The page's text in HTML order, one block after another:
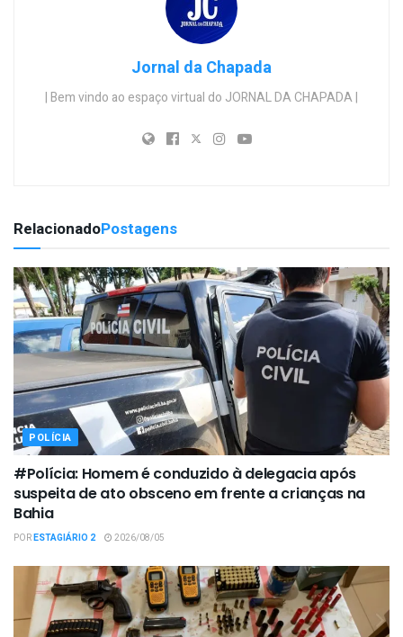
Jornal da Chapada
| Bem vindo ao espaço virtual do JORNAL DA CHAPADA |
RelacionadoPostagens
POLÍCIA
#Polícia: Homem é conduzido à delegacia após
suspeita de ato obsceno em frente a crianças na
Bahia
PORESTAGIÁRIO 2 2026/08/05